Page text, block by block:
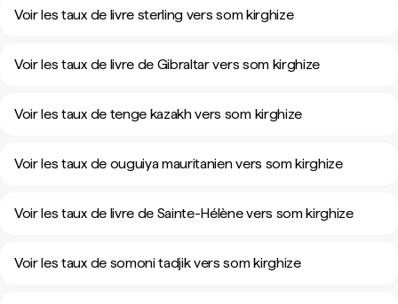
Voir les taux de livre sterling vers som kirghize
Voir les taux de livre de Gibraltar vers som kirghize
Voir les taux de tenge kazakh vers som kirghize
Voir les taux de ouguiya mauritanien vers som kirghize
Voir les taux de livre de Sainte-Hélène vers som kirghize
Voir les taux de somoni tadjik vers som kirghize